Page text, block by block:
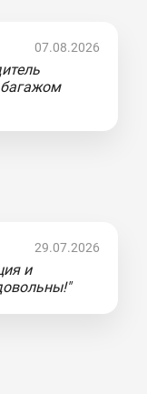
07.08.2026
багажом
29.07.2026
и